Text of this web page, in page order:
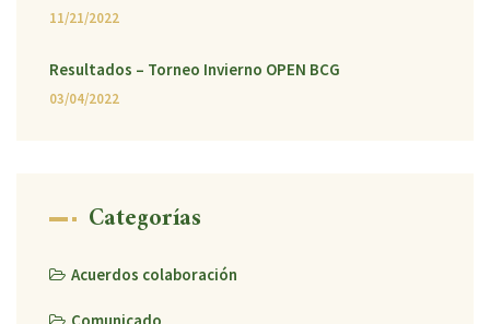
11/21/2022
Resultados – Torneo Invierno OPEN BCG
03/04/2022
Categorías
Acuerdos colaboración